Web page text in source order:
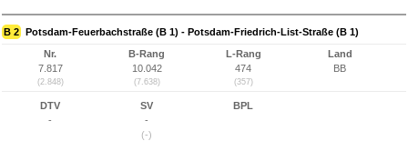
B 2 Potsdam-Feuerbachstraße (B 1) - Potsdam-Friedrich-List-Straße (B 1)
Nr.
7.817
(2.848)
B-Rang
10.042
(7.638)
L-Rang
474
(357)
Land
BB
DTV
-
SV
-
(-)
BPL